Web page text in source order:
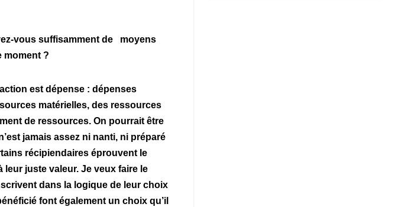
vous suffisamment de moyens
moment ?
est dépense : dépenses
matérielles, des ressources
de ressources. On pourrait être
jamais assez ni nanti, ni préparé
récipiendaires éprouvent le
leur juste valeur. Je veux faire le
dans la logique de leur choix
font également un choix qu’il